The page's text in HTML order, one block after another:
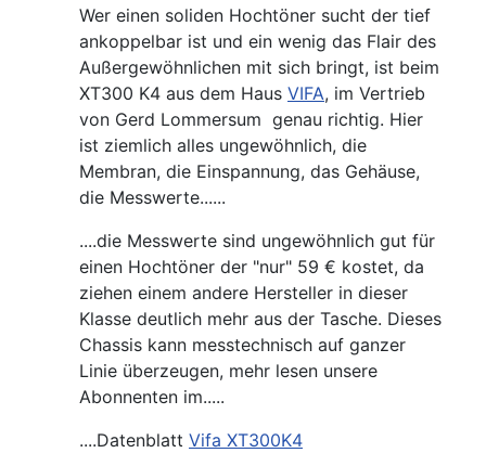
Wer einen soliden Hochtöner sucht der tief
ankoppelbar ist und ein wenig das Flair des
Außergewöhnlichen mit sich bringt, ist beim
XT300 K4 aus dem Haus VIFA, im Vertrieb
von Gerd Lommersum genau richtig. Hier
ist ziemlich alles ungewöhnlich, die
Membran, die Einspannung, das Gehäuse,
die Messwerte......
....die Messwerte sind ungewöhnlich gut für
einen Hochtöner der "nur" 59 € kostet, da
ziehen einem andere Hersteller in dieser
Klasse deutlich mehr aus der Tasche. Dieses
Chassis kann messtechnisch auf ganzer
Linie überzeugen, mehr lesen unsere
Abonnenten im.....
....Datenblatt Vifa XT300K4